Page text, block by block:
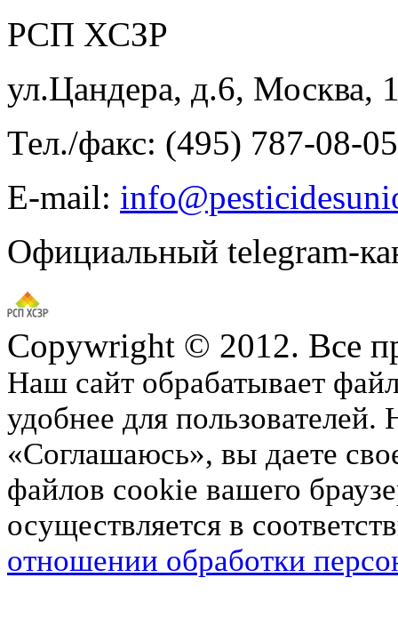
РСП ХСЗР
ул.Цандера, д.6, Москва,
Тел./факс: (495) 787-08-05
E-mail:
Официальный telegram-
Copywright © 2012. Все
Наш сайт обрабатывает
удобнее для
«Соглашаюсь», вы даете
файлов cookie вашего
осуществляется в
отношении обработки